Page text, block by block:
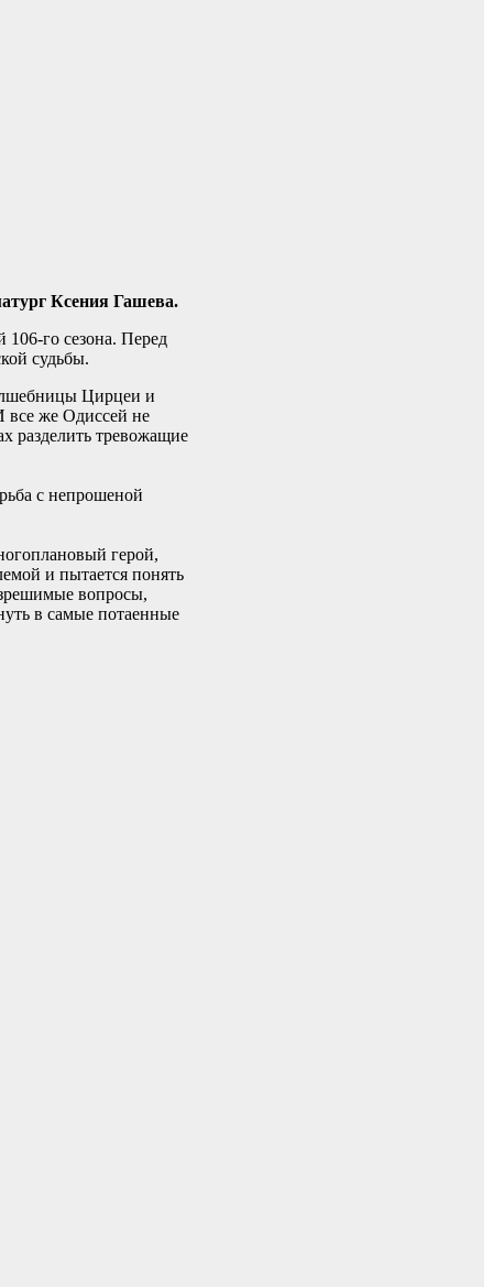
Ксения Гашева.
106-го сезона. Перед
судьбы.
Цирцеи и
все же Одиссей не
разделить тревожащие
с непрошеной
герой,
и пытается понять
вопросы,
в самые потаенные